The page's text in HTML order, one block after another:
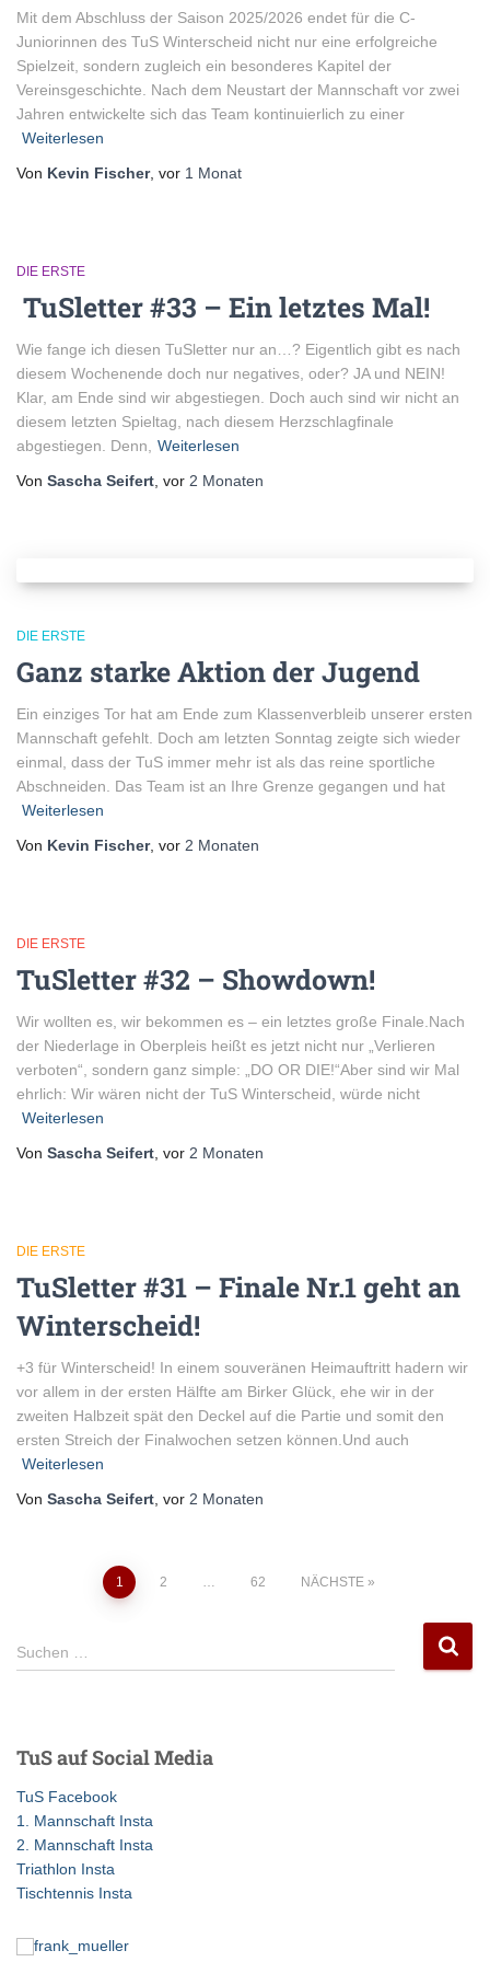
Mit dem Abschluss der Saison 2025/2026 endet für die C-
Juniorinnen des TuS Winterscheid nicht nur eine erfolgreiche
Spielzeit, sondern zugleich ein besonderes Kapitel der
Vereinsgeschichte. Nach dem Neustart der Mannschaft vor zwei
Jahren entwickelte sich das Team kontinuierlich zu einer
Weiterlesen
Von Kevin Fischer, vor 1 Monat
DIE ERSTE
TuSletter #33 – Ein letztes Mal!
Wie fange ich diesen TuSletter nur an…? Eigentlich gibt es nach
diesem Wochenende doch nur negatives, oder? JA und NEIN!
Klar, am Ende sind wir abgestiegen. Doch auch sind wir nicht an
diesem letzten Spieltag, nach diesem Herzschlagfinale
abgestiegen. Denn,
Weiterlesen
Von Sascha Seifert , vor 2 Monaten
DIE ERSTE
Ganz starke Aktion der Jugend
Ein einziges Tor hat am Ende zum Klassenverbleib unserer ersten
Mannschaft gefehlt. Doch am letzten Sonntag zeigte sich wieder
einmal, dass der TuS immer mehr ist als das reine sportliche
Abschneiden. Das Team ist an Ihre Grenze gegangen und hat
Weiterlesen
Von Kevin Fischer, vor 2 Monaten
DIE ERSTE
TuSletter #32 – Showdown!
Wir wollten es, wir bekommen es – ein letztes große Finale.Nach
der Niederlage in Oberpleis heißt es jetzt nicht nur „Verlieren
verboten“, sondern ganz simple: „DO OR DIE!“Aber sind wir Mal
ehrlich: Wir wären nicht der TuS Winterscheid, würde nicht
Weiterlesen
Von Sascha Seifert , vor 2 Monaten
DIE ERSTE
TuSletter #31 – Finale Nr.1 geht an
Winterscheid!
+3 für Winterscheid! In einem souveränen Heimauftritt hadern wir
vor allem in der ersten Hälfte am Birker Glück, ehe wir in der
zweiten Halbzeit spät den Deckel auf die Partie und somit den
ersten Streich der Finalwochen setzen können.Und auch
Weiterlesen
Von Sascha Seifert , vor 2 Monaten
Seitennummerierung
der
1 2 62 NÄCHSTE
S
u
n
n
a
c
h
:
Suchen …
TuS auf Social Media
TuS Facebook
1. Mannschaft Insta
2. Mannschaft Insta
Triathlon Insta
Tischtennis Insta